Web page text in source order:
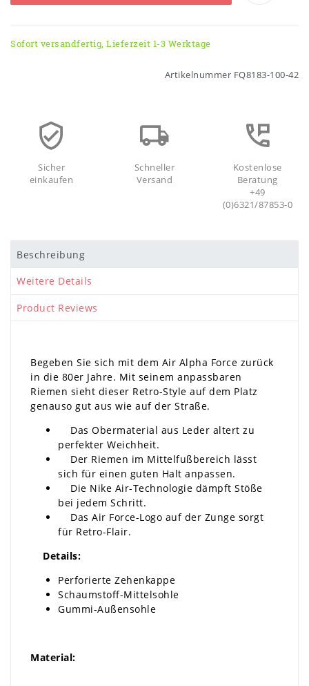
Sofort versandfertig, Lieferzeit 1-3 Werktage
Artikelnummer FQ8183-100-42
Sicher
einkaufen
Schneller
Versand
Kostenlose
Beratung
+49
(0)6321/87853-0
Beschreibung
Weitere Details
Product Reviews
Begeben Sie sich mit dem Air Alpha Force zurück
in die 80er Jahre. Mit seinem anpassbaren
Riemen sieht dieser Retro-Style auf dem Platz
genauso gut aus wie auf der Straße.
Das Obermaterial aus Leder altert zu
perfekter Weichheit.
Der Riemen im Mittelfußbereich lässt
sich für einen guten Halt anpassen.
Die Nike Air-Technologie dämpft Stöße
bei jedem Schritt.
Das Air Force-Logo auf der Zunge sorgt
für Retro-Flair.
Details:
Perforierte Zehenkappe
Schaumstoff-Mittelsohle
Gummi-Außensohle
Material: